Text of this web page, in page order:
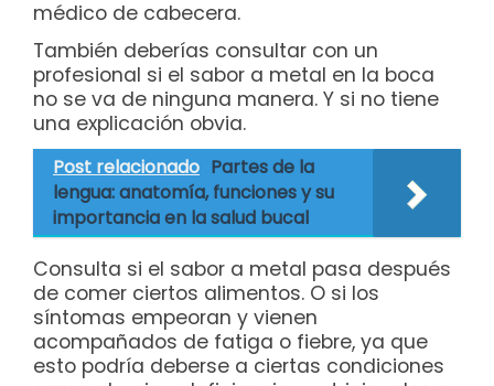
médico de cabecera.
También deberías consultar con un
profesional si el sabor a metal en la boca
no se va de ninguna manera. Y si no tiene
una explicación obvia.
Post relacionado Partes de la
lengua: anatomía, funciones y su
importancia en la salud bucal
Consulta si el sabor a metal pasa después
de comer ciertos alimentos. O si los
síntomas empeoran y vienen
acompañados de fatiga o fiebre, ya que
esto podría deberse a ciertas condiciones